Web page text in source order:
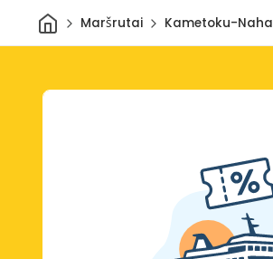
Pradžia
Maršrutai Kametoku-Naha